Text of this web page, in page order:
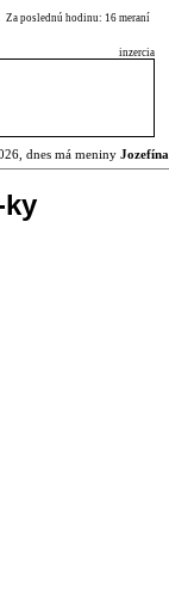
Za poslednú hodinu: 16 meraní
inzercia
dnes má meniny Jozefína
ky